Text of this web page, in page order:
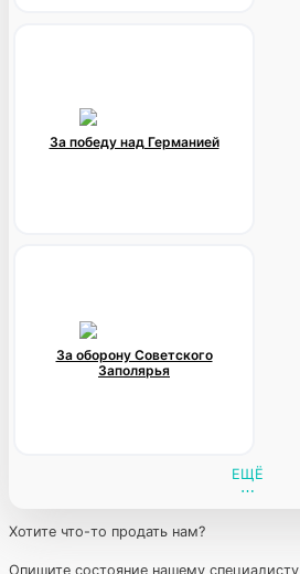
За победу над Германией
За оборону Советского
Заполярья
ЕЩЁ
Хотите что-то продать нам?
Опишите состояние нашему специалисту